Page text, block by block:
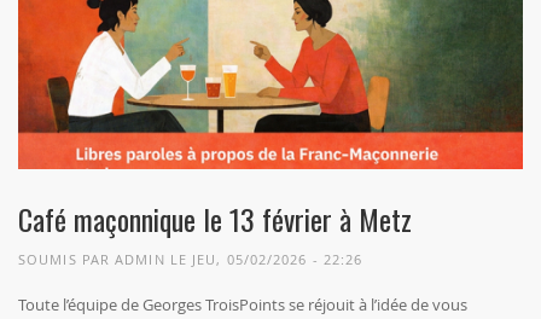
Café maçonnique le 13 février à Metz
SOUMIS PARADMIN LE JEU, 05/02/2026 - 22:26
Toute l’équipe de Georges TroisPoints se réjouit à l’idée de vous